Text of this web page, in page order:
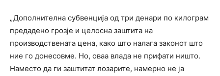
„Дополнителна субвенција од три денари по килограм
предадено грозје и целосна заштита на
производствената цена, како што налага законот што
ние го донесовме. Но, оваа влада не прифати ништо.
Наместо да ги заштитат лозарите, намерно не ја